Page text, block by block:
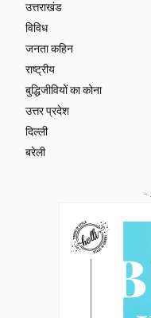
उत्तराखंड
विविध
जनता कहिन
राष्ट्रीय
बुद्धिजीवियों का कोना
उत्तर प्रदेश
दिल्ली
बरेली
-